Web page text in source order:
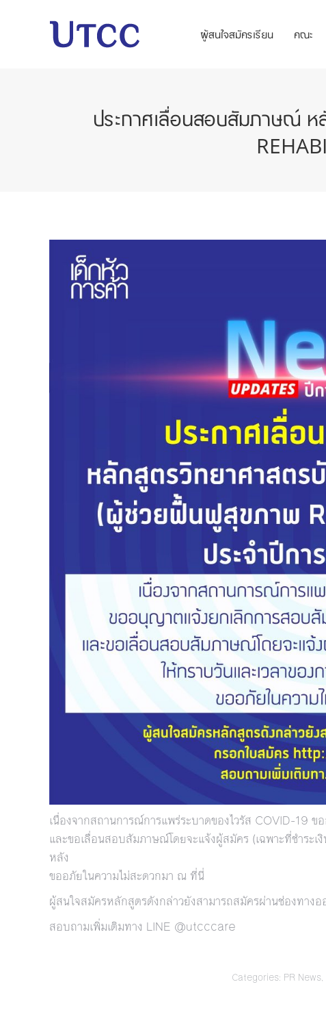
ผู้สนใจสมัครเรียน คณะ
ประกาศเลื่อนสอบสัมภาษณ์
เนื่องจากสถานการณ์การแพร่ระบาดของไวรัส COVID-
และขอเลื่อนสอบสัมภาษณ์โดยจะแจ้งผู้สมัคร (เฉพาะที่ชำระ
หลัง
ขออภัยในความไม่สะดวกมา ณ ที่นี่
ผู้สนใจสมัครหลักสูตรดังกล่าวยังสามารถสมัครผ่านช่องทาง
สอบถามเพิ่มเติมทาง LINE @utcccare
Categories: PR News,